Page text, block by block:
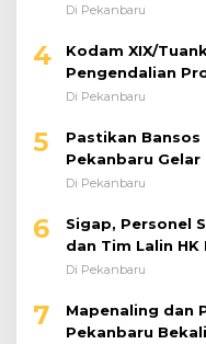
Di Pekanbaru
4
Kodam XIX/
Pengendalian
Pastikan Kinerja
Di Pekanbaru
5
Pastikan Bansos
Pekanbaru
Puskessos
Di Pekanbaru
6
Sigap, Personel
dan Tim Lalin
Kecelakaan di
Di Pekanbaru
7
Mapenaling dan
Pekanbaru